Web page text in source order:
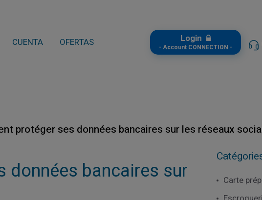
CUENTA OFERTAS Login
- Account CONNECTION -
protéger ses données bancaires sur les réseaux
données bancaires sur
Carte